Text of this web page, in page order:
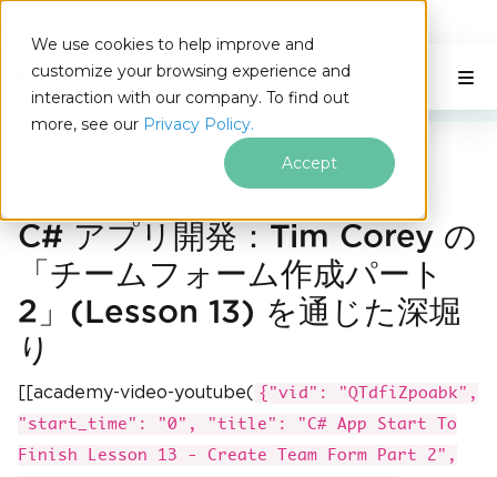
We use cookies to help improve and
customize your browsing experience and
interaction with our company. To find out
more, see our Privacy Policy.
Accept
IRONSOFTWARE
フッターコンテンツにスキップ
C# Application
このページでは
レッスン 13 - チームフォームパート 2
C# アプリ開発：Tim Corey の
「チームフォーム作成パート
2」(Lesson 13) を通じた深堀
り
[[academy-video-youtube( {"vid": "QTdfiZpoabk",
"start_time": "0", "title": "C# App Start To
Finish Lesson 13 - Create Team Form Part 2",